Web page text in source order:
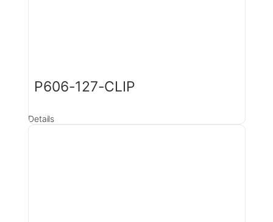
P606-127-CLIP
Details